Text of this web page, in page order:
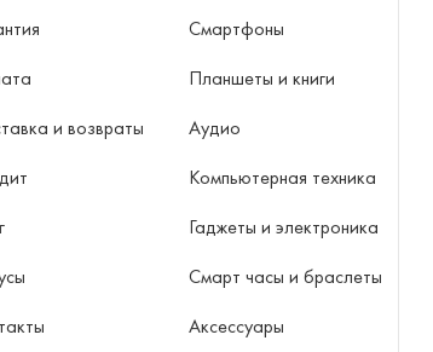
и возвраты
Смартфоны
Планшеты и книги
Аудио
Компьютерная техника
Гаджеты и электроника
Смарт часы и браслеты
Аксессуары